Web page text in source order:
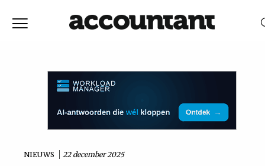
Vaktechniek
NIEUWS 22 december 2025